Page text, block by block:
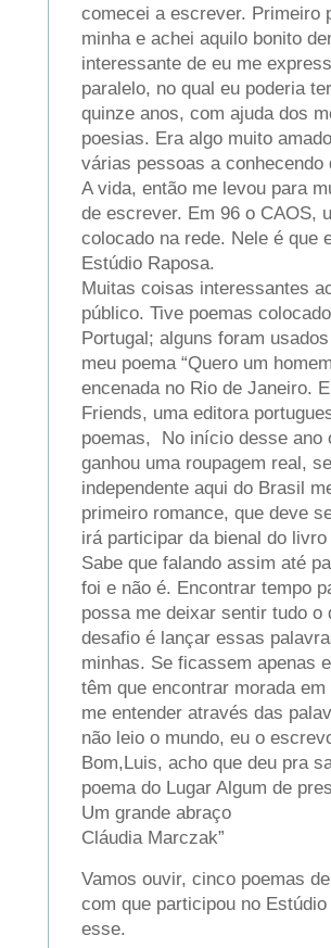
comecei a escrever. Primeiro
minha e achei aquilo bonito
interessante de eu me
paralelo, no qual eu poderia
quinze anos, com ajuda dos
poesias. Era algo muito
várias pessoas a
A vida, então me levou para
de escrever. Em 96 o CAOS,
colocado na rede. Nele é que
Estúdio Raposa.
Muitas coisas interessantes
público. Tive poemas
Portugal; alguns foram
meu poema “Quero um
encenada no Rio de Janeiro.
Friends, uma editora
poemas, No início desse ano
ganhou uma roupagem real,
independente aqui do Brasil
primeiro romance, que deve
irá participar da bienal do livro
Sabe que falando assim até
foi e não é. Encontrar tempo
possa me deixar sentir tudo
desafio é lançar essas
minhas. Se ficassem apenas
têm que encontrar morada
me entender através das
não leio o mundo, eu o
Bom,Luis, acho que deu pra
poema do Lugar Algum de
Um grande abraço
Cláudia Marczak”
Vamos ouvir, cinco poemas
com que participou no
esse.